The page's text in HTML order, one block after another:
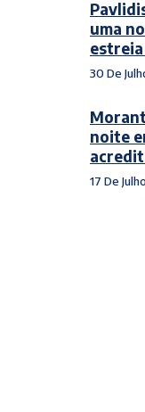
uma
30 De
noite
17 De